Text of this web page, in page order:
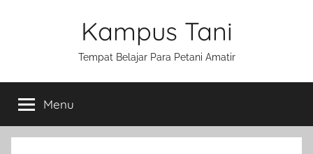
Kampus Tani
Tempat Belajar Para Petani Amatir
Menu